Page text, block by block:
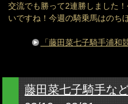
交流でも勝って2連勝しました
いですね！今週の騎乗馬はのち
「藤田菜七子騎手浦
藤田菜七子騎手な